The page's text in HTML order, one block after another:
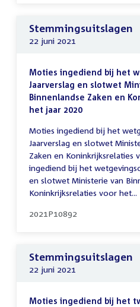
Stemmingsuitslagen
22 juni 2021
Moties ingediend bij het
Jaarverslag en slotwet
Binnenlandse Zaken en
het jaar 2020
Moties ingediend bij het
Jaarverslag en slotwet
Zaken en Koninkrijksrelaties
ingediend bij het
en slotwet Ministerie van
Koninkrijksrelaties voor het...
2021P10892
Stemmingsuitslagen
22 juni 2021
Moties ingediend bij het